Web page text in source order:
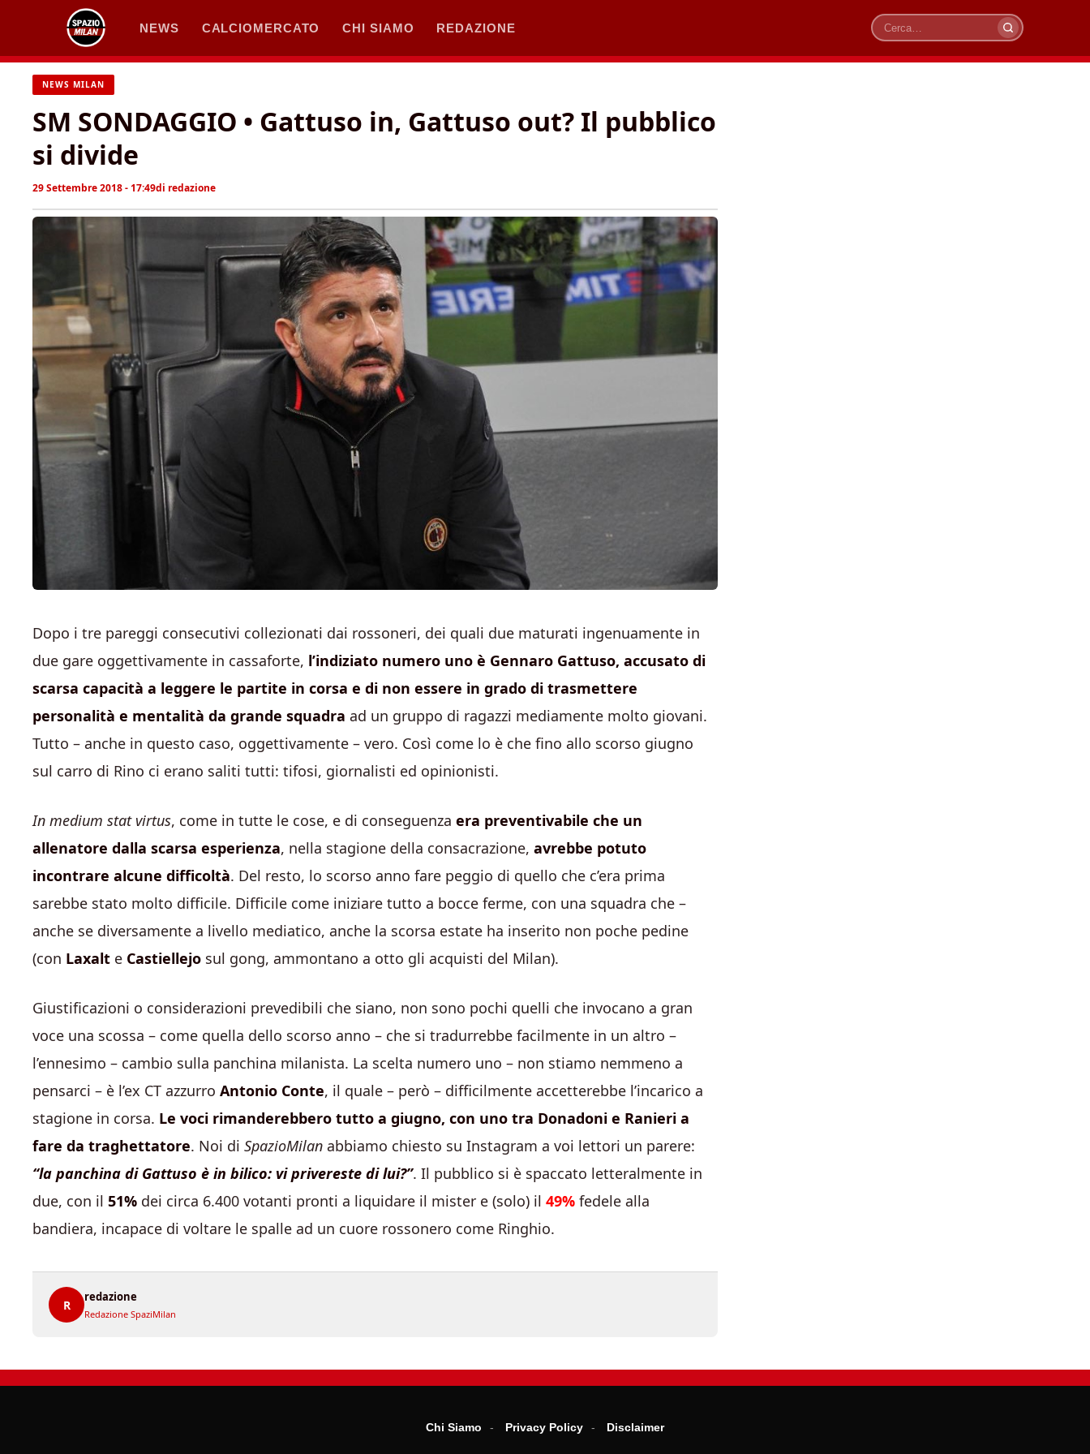
contenuto
NEWS CALCIOMERCATO CHI SIAMO REDAZIONE
Cerca
NEWS MILAN
SM SONDAGGIO • Gattuso in, Gattuso out? Il pubblico
si divide
29 Settembre 2018 - 17:49di redazione
Dopo i tre pareggi consecutivi collezionati dai rossoneri, dei quali due maturati ingenuamente in
due gare oggettivamente in cassaforte, l’indiziato numero uno è Gennaro Gattuso, accusato di
scarsa capacità a leggere le partite in corsa e di non essere in grado di trasmettere
personalità e mentalità da grande squadra ad un gruppo di ragazzi mediamente molto giovani.
Tutto – anche in questo caso, oggettivamente – vero. Così come lo è che fino allo scorso giugno
sul carro di Rino ci erano saliti tutti: tifosi, giornalisti ed opinionisti.
In medium stat virtus, come in tutte le cose, e di conseguenza era preventivabile che un
allenatore dalla scarsa esperienza, nella stagione della consacrazione, avrebbe potuto
incontrare alcune difficoltà. Del resto, lo scorso anno fare peggio di quello che c’era prima
sarebbe stato molto difficile. Difficile come iniziare tutto a bocce ferme, con una squadra che –
anche se diversamente a livello mediatico, anche la scorsa estate ha inserito non poche pedine
(con Laxalt e Castiellejo sul gong, ammontano a otto gli acquisti del Milan).
Giustificazioni o considerazioni prevedibili che siano, non sono pochi quelli che invocano a gran
voce una scossa – come quella dello scorso anno – che si tradurrebbe facilmente in un altro –
l’ennesimo – cambio sulla panchina milanista. La scelta numero uno – non stiamo nemmeno a
pensarci – è l’ex CT azzurro Antonio Conte, il quale – però – difficilmente accetterebbe l’incarico a
stagione in corsa. Le voci rimanderebbero tutto a giugno, con uno tra Donadoni e Ranieri a
fare da traghettatore. Noi di SpazioMilan abbiamo chiesto su Instagram a voi lettori un parere:
“la panchina di Gattuso è in bilico: vi privereste di lui?”. Il pubblico si è spaccato letteralmente in
due, con il 51% dei circa 6.400 votanti pronti a liquidare il mister e (solo) il 49% fedele alla
bandiera, incapace di voltare le spalle ad un cuore rossonero come Ringhio.
R
redazione
Redazione SpaziMilan
Chi Siamo Privacy Policy Disclaimer